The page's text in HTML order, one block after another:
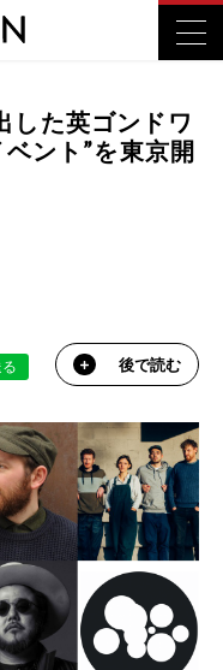
した英ゴンドワ
ント”を東京開
後で読む